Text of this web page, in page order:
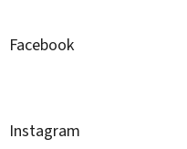
Facebook
Instagram